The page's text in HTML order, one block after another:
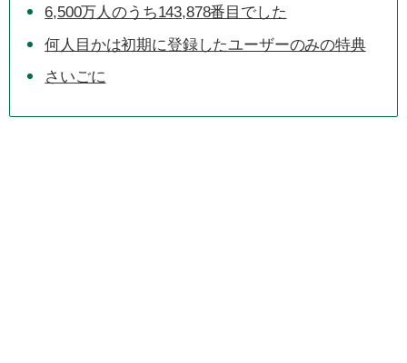
6,500万人のうち143,878番目でした
何人目かは初期に登録したユーザーのみの特典
さいごに